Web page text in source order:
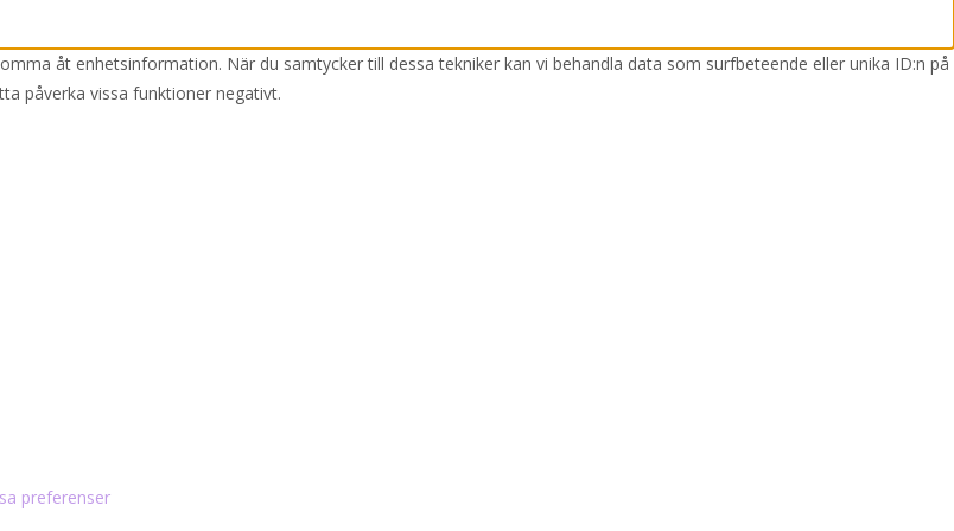
åt enhetsinformation. När du samtycker till dessa tekniker kan vi behandla data som surfbeteende eller unika ID:n på
påverka vissa funktioner negativt.
preferenser